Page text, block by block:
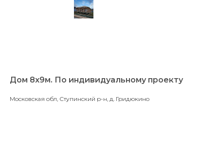
Дом 8х9м. По индивидуальному проекту
Московская обл, Ступинский р-н, д. Гридюкино